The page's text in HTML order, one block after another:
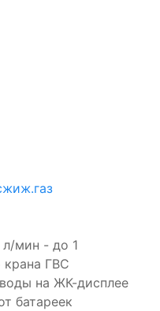
л/мин - до 1
крана ГВС
на ЖК-дисплее
батареек